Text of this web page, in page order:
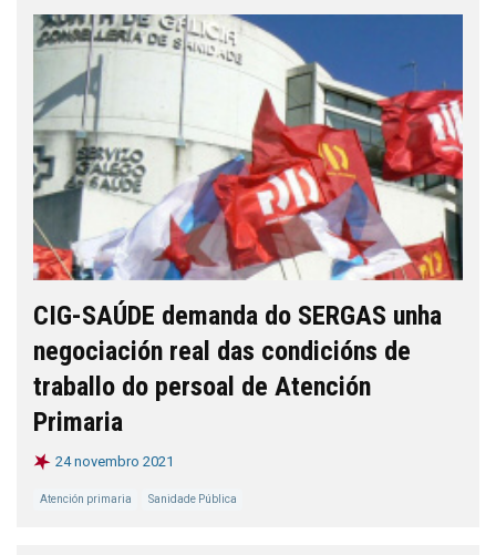
CIG-SAÚDE demanda do SERGAS unha
negociación real das condicións de
traballo do persoal de Atención
Primaria
24 novembro 2021
Atención primaria Sanidade Pública